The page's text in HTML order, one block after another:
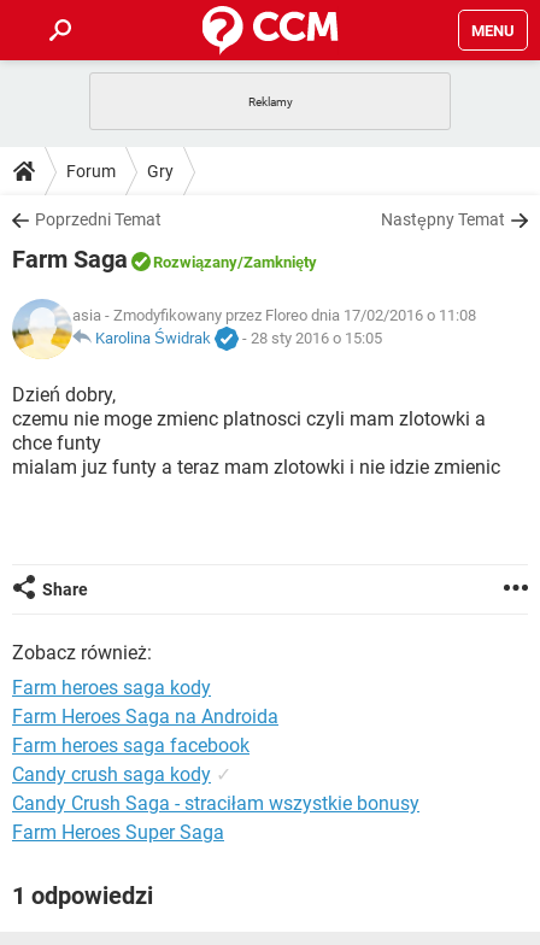
MENU
GRY
SPOTIFY
INSTAGRAM FACEBOOK
WINDOWS 10
PORADY
PlayStation
INSTAGRAM FACEBOOK
WINDOWS 10
DO POBRANIA
ANDROID TIKTOK
GRY
IOS NETFLIX
INSTAGRAM
WINDOWS 10
COVID-19 TIKTOK
GRY
SPOTIFY
INSTAGRAM
ARTYKUŁY
COVID-19
GRY WHATSAPP
SPOTIFY NETFLIX
Forum Gry
Poprzedni Temat Następny Temat
Farm Saga Rozwiązany/Zamknięty
asia - Zmodyfikowany przez Floreo dnia 17/02/2016 o 11:08
Karolina Świdrak
- 28 sty 2016 o 15:05
Dzień dobry,
czemu nie moge zmienc platnosci czyli mam zlotowki a
chce funty
mialam juz funty a teraz mam zlotowki i nie idzie zmienic
Share
Zobacz również:
Farm heroes saga kody
Farm Heroes Saga na Androida
Farm heroes saga facebook
Candy crush saga kody ✓
Candy Crush Saga - straciłam wszystkie bonusy
Farm Heroes Super Saga
1 odpowiedzi